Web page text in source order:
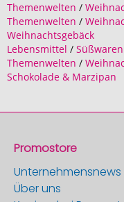
Themenwelten /
Themenwelten /
Weihnachtsgebäck
Lebensmittel / Süßwaren
Themenwelten /
Schokolade & Marzipan
Promostore
Unternehmensnews
Über uns